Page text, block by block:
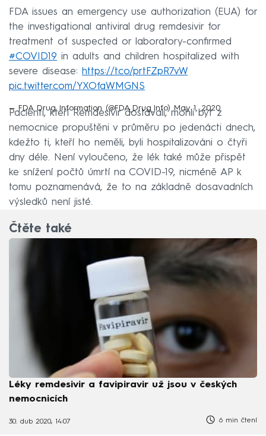
FDA issues an emergency use authorization (EUA) for
the investigational antiviral drug remdesivir for
treatment of suspected or laboratory-confirmed
#COVID19 in adults and children hospitalized with
severe disease: https://t.co/prtFZpR7vW
pic.twitter.com/YXOfaWMGNS
— FDA Drug Information (@FDA_Drug_Info) May 1, 2020
Pacienti, kteří Remdesivir dostávali, mohli být z
nemocnice propuštěni v průměru po jedenácti dnech,
kdežto ti, kteří ho neměli, byli hospitalizováni o čtyři
dny déle. Není vyloučeno, že lék také může přispět
ke snížení počtů úmrtí na COVID-19, nicméně AP k
tomu poznamenává, že to na základně dosavadních
výsledků není jisté.
Čtěte také
Léky remdesivir a favipiravir už jsou v českých
nemocnicích
30. dub 2020, 14:07 6 min čtení